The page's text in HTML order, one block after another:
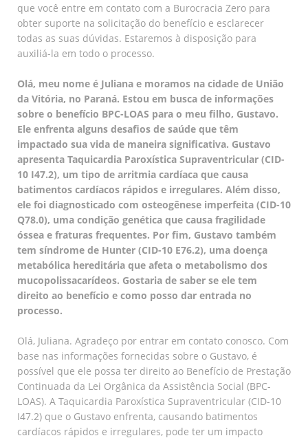
que você entre em contato com a Burocracia Zero para
obter suporte na solicitação do benefício e esclarecer
todas as suas dúvidas. Estaremos à disposição para
auxiliá-la em todo o processo.
Olá, meu nome é Juliana e moramos na cidade de União
da Vitória, no Paraná. Estou em busca de informações
sobre o benefício BPC-LOAS para o meu filho, Gustavo.
Ele enfrenta alguns desafios de saúde que têm
impactado sua vida de maneira significativa. Gustavo
apresenta Taquicardia Paroxística Supraventricular (CID-
10 I47.2), um tipo de arritmia cardíaca que causa
batimentos cardíacos rápidos e irregulares. Além disso,
ele foi diagnosticado com osteogênese imperfeita (CID-10
Q78.0), uma condição genética que causa fragilidade
óssea e fraturas frequentes. Por fim, Gustavo também
tem síndrome de Hunter (CID-10 E76.2), uma doença
metabólica hereditária que afeta o metabolismo dos
mucopolissacarídeos. Gostaria de saber se ele tem
direito ao benefício e como posso dar entrada no
processo.
Olá, Juliana. Agradeço por entrar em contato conosco. Com
base nas informações fornecidas sobre o Gustavo, é
possível que ele possa ter direito ao Benefício de Prestação
Continuada da Lei Orgânica da Assistência Social (BPC-
LOAS). A Taquicardia Paroxística Supraventricular (CID-10
I47.2) que o Gustavo enfrenta, causando batimentos
cardíacos rápidos e irregulares, pode ter um impacto